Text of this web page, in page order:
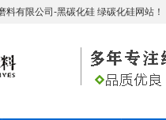
料有限公司-黑碳化硅 绿碳化硅网站！